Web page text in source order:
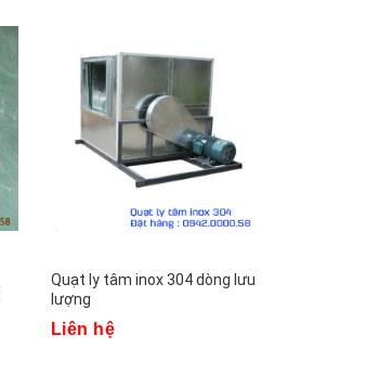
Quạt ly tâm inox 304 dòng lưu
lượng
Liên hệ